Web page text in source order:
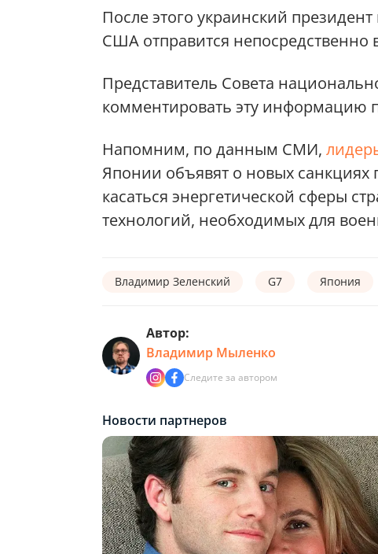
После этого украинский
США отправится непосредственно
Представитель Совета
комментировать эту информацию
Напомним, по данным СМИ,
Японии объявят о новых санкциях
касаться энергетической сферы
технологий, необходимых для
Владимир Зеленский G7 Япония
Автор:
Владимир Мыленко
Следите за автором